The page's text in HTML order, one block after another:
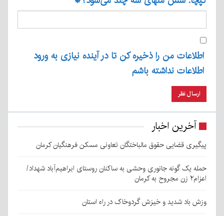
اطلاعات من را ذخیره کن تا در آینده نیازی به ورود
اطلاعات نداشته باشم
آخرین اخبار
پیگیری قضایی حقوق مالباختگان تعاونی مسکن فرهنگیان کرمان
حمله یک گونه جانوری وحشی به ساکنان روستای ابراهیم‌آباد شهداد/
اعزام۲ زن مجروح به کرمان
وزش باد شدید و خیزش گردوخاک در راه استان